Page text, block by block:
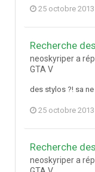
25 octobre 2013
Recherche
neoskyriper a
GTA V
des stylos ?! sa
25 octobre 2013
Recherche
neoskyriper a